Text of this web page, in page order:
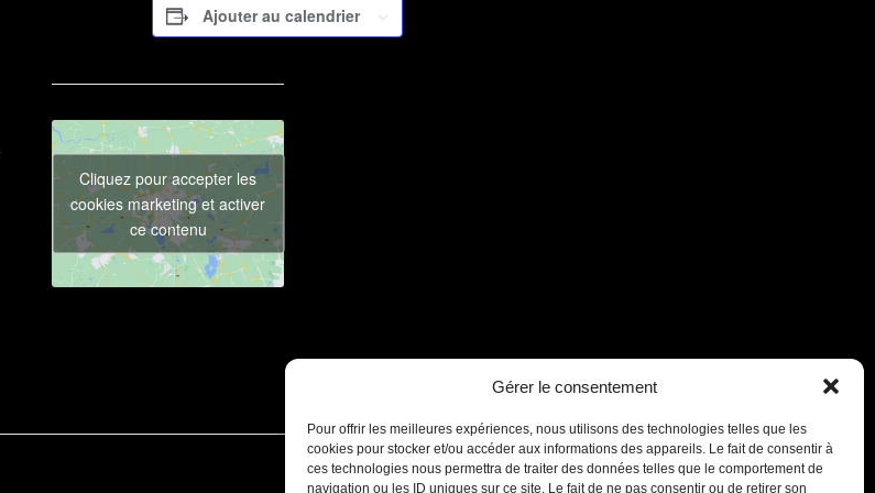
Gérer le consentement
Pour offrir les meilleures expériences, nous utilisons des technologies telles que les
cookies pour stocker et/ou accéder aux informations des appareils. Le fait de consentir à
ces technologies nous permettra de traiter des données telles que le comportement de
navigation ou les ID uniques sur ce site. Le fait de ne pas consentir ou de retirer son
Ajouter au calendrier
Cliquez pour accepter les
cookies marketing et activer
ce contenu
Antichambre